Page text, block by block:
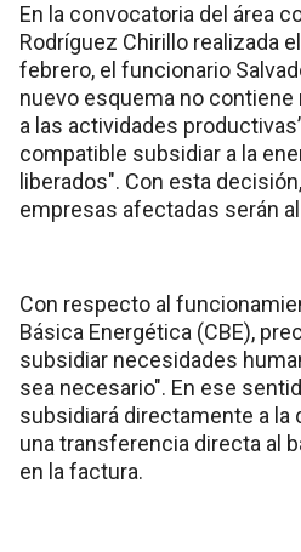
En la convocatoria del área
Rodríguez Chirillo realizada
febrero, el funcionario
nuevo esquema no
a las actividades
compatible subsidiar a la
liberados". Con esta
empresas afectadas serán
Con respecto al
Básica Energética (CBE),
subsidiar necesidades
sea necesario". En ese
subsidiará directamente a la
una transferencia directa al
en la factura.